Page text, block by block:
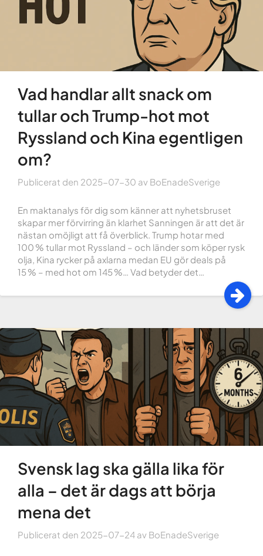
Vad handlar allt snack om
tullar och Trump-hot mot
Ryssland och Kina egentligen
om?
Publicerat den 2025-07-30 av BoEnadeSverige
En maktanalys för dig som känner att nyhetsbruset
skapar mer förvirring än klarhet Sanningen är att det är
nästan omöjligt att få överblick. Trump hotar med
100 % tullar mot Ryssland – och länder som köper rysk
olja, Kina rycker på axlarna medan EU gör deals på
15 % – med hot om 145 %… Vad betyder det…
Svensk lag ska gälla lika för
alla – det är dags att börja
mena det
Publicerat den 2025-07-24 av BoEnadeSverige